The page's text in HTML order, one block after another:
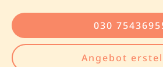
030
Angebot